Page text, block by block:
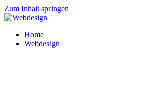
Zum Inhalt springen
Home
Webdesign